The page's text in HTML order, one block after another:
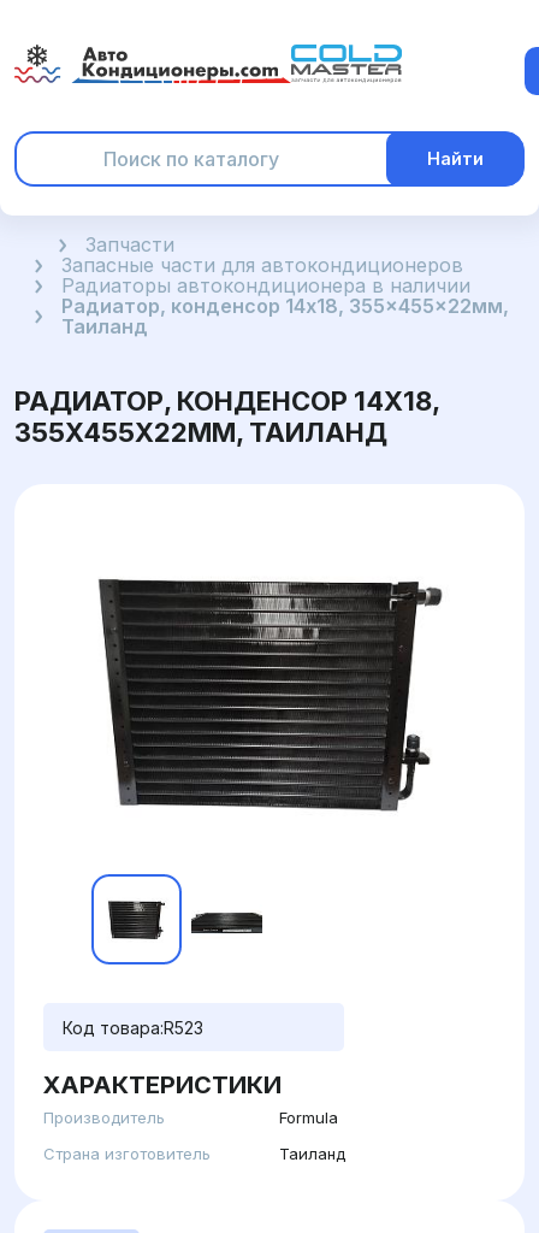
Найти
ГлавнаяЗапчасти
Запасные части для автокондиционеров
Радиаторы автокондиционера в наличии
Радиатор, конденсор 14x18, 355x455x22мм,
Таиланд
РАДИАТОР, КОНДЕНСОР 14X18,
355X455X22ММ, ТАИЛАНД
Код товара:R523
ХАРАКТЕРИСТИКИ
Производитель
Formula
Страна изготовитель
Таиланд